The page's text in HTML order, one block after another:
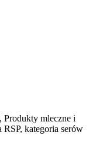
Produkty mleczne i
kategoria serów